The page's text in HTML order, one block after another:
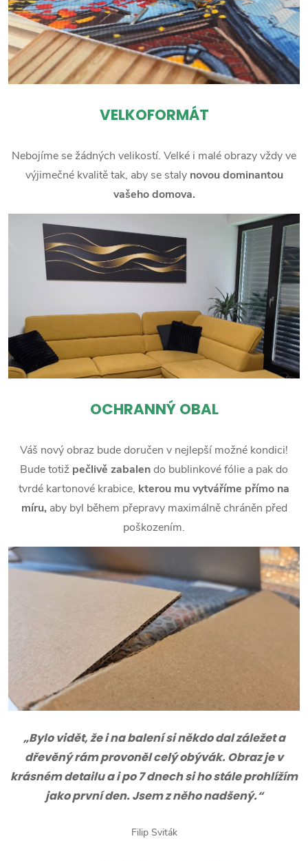
VELKOFORMÁT
Nebojíme se žádných velikostí. Velké i malé obrazy vždy ve
výjimečné kvalitě tak, aby se staly novou dominantou
vašeho domova.
OCHRANNÝ OBAL
Váš nový obraz bude doručen v nejlepší možné kondici!
Bude totiž pečlivě zabalendo bublinkové fólie a pak do
tvrdé kartonové krabice, kterou mu vytváříme přímo na
míru, aby byl během přepravy maximálně chráněn před
poškozením.
„Bylo vidět, že i na balení si někdo dal záležet a
dřevěný rám provoněl celý obývák. Obraz je v
krásném detailu a i po 7 dnech si ho stále prohlížím
jako první den. Jsem z něho nadšený.“
Filip Sviták